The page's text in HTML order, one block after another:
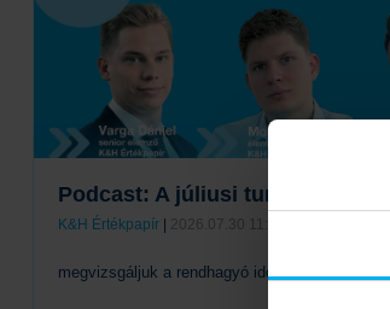
Podcast: A júliusi turbulencia
K&H Értékpapír 2026.07.30 11:30
megvizsgáljuk a rendhagyó időszakot